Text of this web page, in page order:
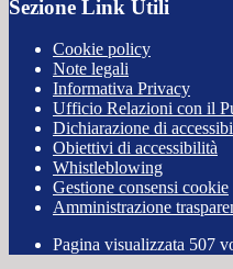
Sezione Link Utili
Cookie policy
Note legali
Informativa Privacy
Ufficio Relazioni con il
Dichiarazione di
Obiettivi di accessibilità
Whistleblowing
Gestione consensi cookie
Amministrazione
Pagina visualizzata 507